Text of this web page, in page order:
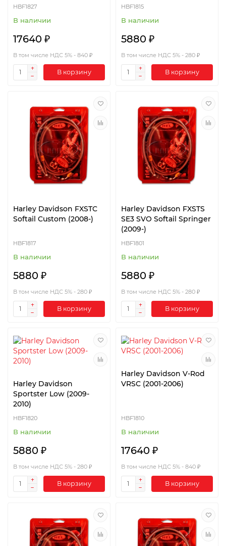
HBF1827
В наличии
17640 ₽
В том числе НДС 5% - 840 ₽
В корзину
HBF1815
В наличии
5880 ₽
В том числе НДС 5% - 280 ₽
В корзину
Harley Davidson FXSTC
Softail Custom (2008-)
HBF1817
В наличии
5880 ₽
В том числе НДС 5% - 280 ₽
В корзину
Harley Davidson FXSTS
SE3 SVO Softail Springer
(2009-)
HBF1801
В наличии
5880 ₽
В том числе НДС 5% - 280 ₽
В корзину
Harley Davidson
Sportster Low (2009-
2010)
HBF1820
В наличии
5880 ₽
В том числе НДС 5% - 280 ₽
В корзину
Harley Davidson V-Rod
VRSC (2001-2006)
HBF1810
В наличии
17640 ₽
В том числе НДС 5% - 840 ₽
В корзину